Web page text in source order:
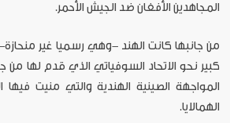
المجاهدين الأفغان ضد الجيش الأحمر.
من جانبها كانت الهند -وهي رسميا غير
كبير نحو الاتحاد السوفياتي الذي قدم لها من
المواجهة الصينية الهندية والتي منيت فيها
الهمالايا.